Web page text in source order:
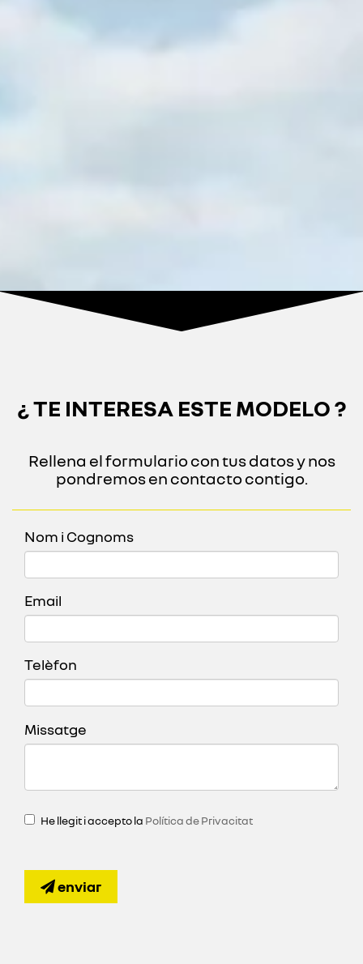
¿ TE INTERESA ESTE MODELO ?
Rellena el formulario con tus datos y nos
pondremos en contacto contigo.
Nom i Cognoms
Email
Telèfon
Missatge
He llegit i accepto la Política de Privacitat
enviar